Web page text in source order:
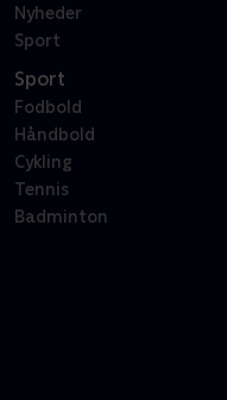
Nyheder
Sport
Sport
Fodbold
Håndbold
Cykling
Tennis
Badminton